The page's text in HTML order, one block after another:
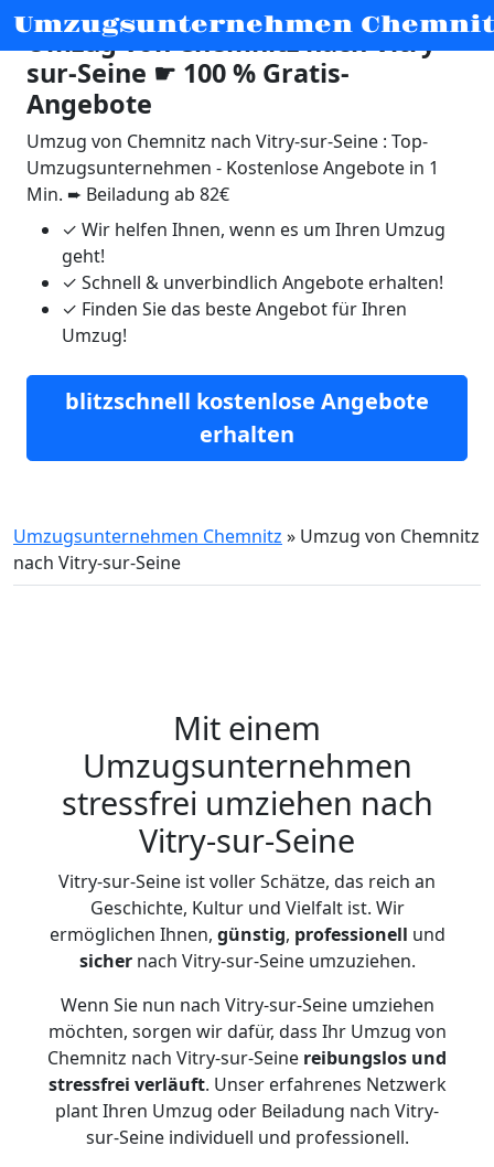
Umzugsunternehmen
Umzug von Chemnitz nach Vitry-
sur-Seine ☛ 100 % Gratis-
Angebote
Umzug von Chemnitz nach Vitry-sur-Seine : Top-
Umzugsunternehmen - Kostenlose Angebote in 1
Min. ➨ Beiladung ab 82€
✓ Wir helfen Ihnen, wenn es um Ihren Umzug
geht!
✓ Schnell & unverbindlich Angebote erhalten!
✓ Finden Sie das beste Angebot für Ihren
Umzug!
blitzschnell kostenlose Angebote
erhalten
Umzugsunternehmen Chemnitz » Umzug von Chemnitz
nach Vitry-sur-Seine
Mit einem
Umzugsunternehmen
stressfrei umziehen nach
Vitry-sur-Seine
Vitry-sur-Seine ist voller Schätze, das reich an
Geschichte, Kultur und Vielfalt ist. Wir
ermöglichen Ihnen, günstig, professionell und
sichernach Vitry-sur-Seine umzuziehen.
Wenn Sie nun nach Vitry-sur-Seine umziehen
möchten, sorgen wir dafür, dass Ihr Umzug von
Chemnitz nach Vitry-sur-Seine reibungslos und
stressfrei verläuft. Unser erfahrenes Netzwerk
plant Ihren Umzug oder Beiladung nach Vitry-
sur-Seine individuell und professionell.